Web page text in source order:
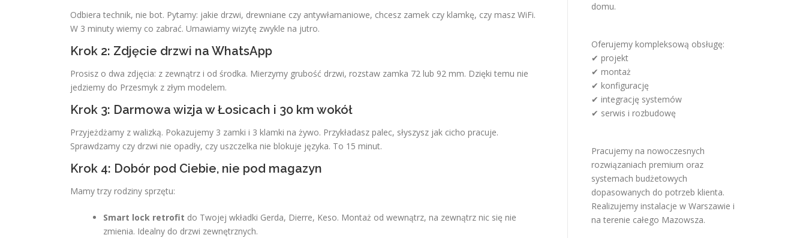
Odbiera technik, nie bot. Pytamy: jakie drzwi, drewniane czy antywłamaniowe, chcesz zamek czy klamkę, czy masz WiFi.
W 3 minuty wiemy co zabrać. Umawiamy wizytę zwykle na jutro.
Krok 2: Zdjęcie drzwi na WhatsApp
Prosisz o dwa zdjęcia: z zewnątrz i od środka. Mierzymy grubość drzwi, rozstaw zamka 72 lub 92 mm. Dzięki temu nie
jedziemy do Przesmyk z złym modelem.
Krok 3: Darmowa wizja w Łosicach i 30 km wokół
Przyjeżdżamy z walizką. Pokazujemy 3 zamki i 3 klamki na żywo. Przykładasz palec, słyszysz jak cicho pracuje.
Sprawdzamy czy drzwi nie opadły, czy uszczelka nie blokuje języka. To 15 minut.
Krok 4: Dobór pod Ciebie, nie pod magazyn
Mamy trzy rodziny sprzętu:
Smart lock retrofit do Twojej wkładki Gerda, Dierre, Keso. Montaż od wewnątrz, na zewnątrz nic się nie
zmienia. Idealny do drzwi zewnętrznych.
domu.
Oferujemy kompleksową obsługę:
✔ projekt
✔ montaż
✔ konfigurację
✔ integrację systemów
✔ serwis i rozbudowę
Pracujemy na nowoczesnych
rozwiązaniach premium oraz
systemach budżetowych
dopasowanych do potrzeb klienta.
Realizujemy instalacje w Warszawie i
na terenie całego Mazowsza.